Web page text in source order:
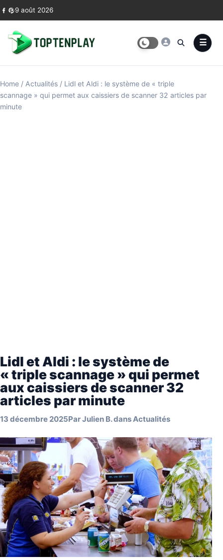
Skip to content
9 août 2026
Home / Actualités / Lidl et Aldi : le système de « triple
scannage » qui permet aux caissiers de scanner 32 articles par
minute
Lidl et Aldi : le système de
« triple scannage » qui permet
aux caissiers de scanner 32
articles par minute
13 décembre 2025ParJulien B.dansActualités